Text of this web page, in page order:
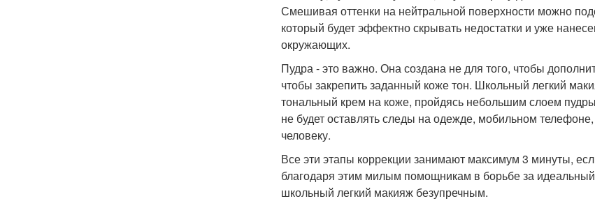
Смешивая оттенки на нейтральной поверхности можно
который будет эффектно скрывать недостатки и уже
окружающих.
Пудра - это важно. Она создана не для того, чтобы
чтобы закрепить заданный коже тон. Школьный легкий
тональный крем на коже, пройдясь небольшим слоем
не будет оставлять следы на одежде, мобильном
человеку.
Все эти этапы коррекции занимают максимум 3 минуты,
благодаря этим милым помощникам в борьбе за
школьный легкий макияж безупречным.